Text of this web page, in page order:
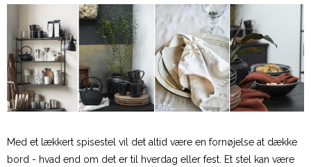
Med et lækkert spisestel vil det altid være en fornøjelse at dække
bord - hvad end om det er til hverdag eller fest. Et stel kan være